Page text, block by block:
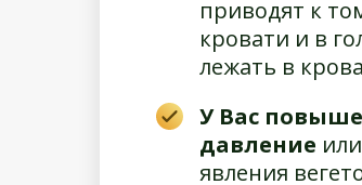
приводят к
кровати и в
лежать в
У Вас
давление
явления